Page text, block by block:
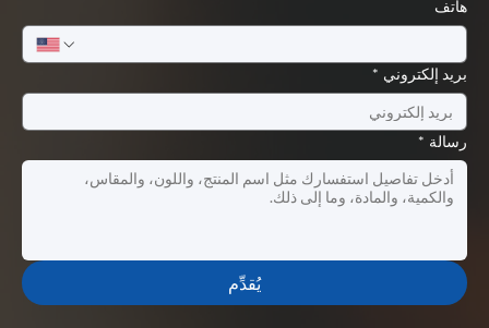
هاتف
بريد إلكتروني *
رسالة *
يُقدِّم